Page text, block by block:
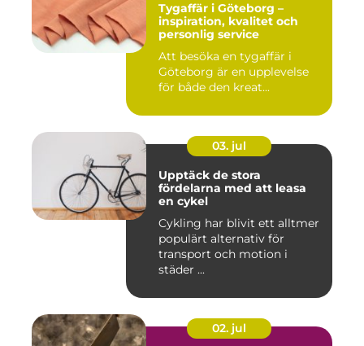
Tygaffär i Göteborg –
inspiration, kvalitet och
personlig service
Att besöka en tygaffär i
Göteborg är en upplevelse
för både den kreat...
03. jul
Upptäck de stora
fördelarna med att leasa
en cykel
Cykling har blivit ett alltmer
populärt alternativ för
transport och motion i
städer ...
02. jul